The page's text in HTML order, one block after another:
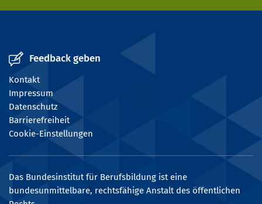
Feedback geben
Kontakt
Impressum
Datenschutz
Barrierefreiheit
Cookie-Einstellungen
Das Bundesinstitut für Berufsbildung ist eine
bundesunmittelbare, rechtsfähige Anstalt des öffentlichen